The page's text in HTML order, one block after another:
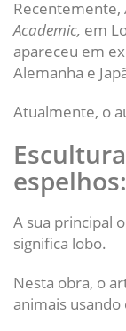
Recentemente,
Academic, em
apareceu em
Alemanha e
Atualmente, o
A sua principal
significa lobo.
Nesta obra, o
animais usando